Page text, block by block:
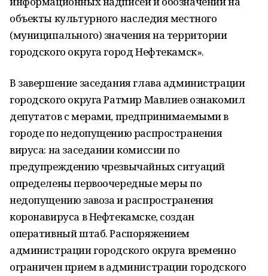
объекты культурного наследия местного
(муниципального) значения на территории
городского округа город Нефтекамск».
В завершение заседания глава администрации
городского округа Ратмир Мавлиев ознакомил
депутатов с мерами, предпринимаемыми в
городе по недопущению распространения
вируса: на заседании комиссии по
предупреждению чрезвычайных ситуаций
определены первоочередные меры по
недопущению завоза и распространения
коронавируса в Нефтекамске, создан
оперативный штаб. Распоряжением
администрации городского округа временно
ограничен прием в администрации городского